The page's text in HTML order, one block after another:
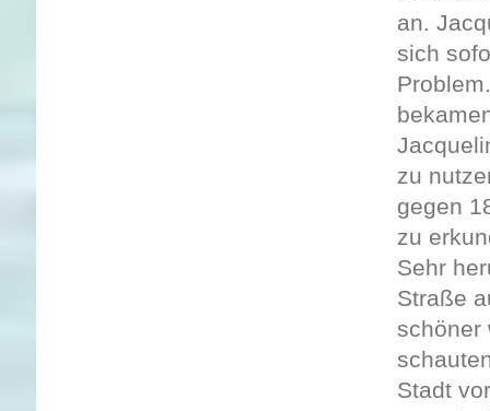
an.
sich
zu
gegen
zu
Sehr
Straße
schöner
Stadt